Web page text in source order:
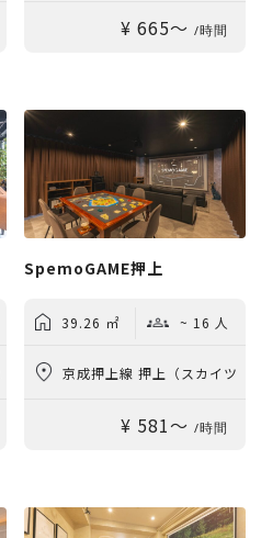
苑前駅 徒歩3分
¥ 665〜 /時間
SpemoGAME押上
39.26 ㎡ ~ 16 人
京成押上線 押上（スカイツ
リー前）駅 徒歩3分
¥ 581〜 /時間